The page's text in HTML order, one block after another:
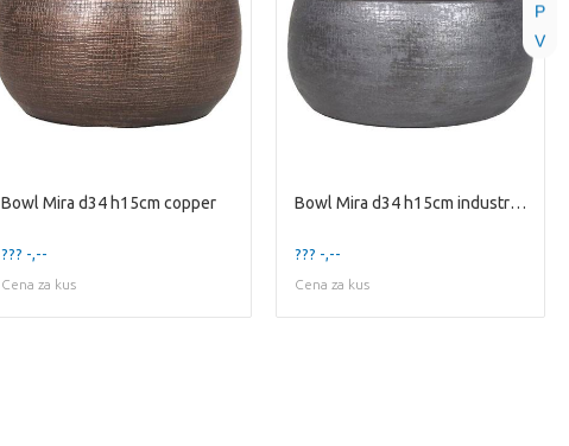
P
V
Bowl Mira d34 h15cm copper
??? -,--
Cena za kus
Bowl Mira d34 h15cm industrial black
??? -,--
Cena za kus